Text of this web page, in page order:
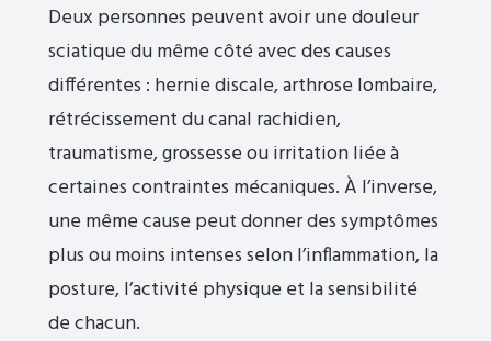
Deux personnes peuvent avoir une douleur
sciatique du même côté avec des causes
différentes : hernie discale, arthrose lombaire,
rétrécissement du canal rachidien,
traumatisme, grossesse ou irritation liée à
certaines contraintes mécaniques. À l’inverse,
une même cause peut donner des symptômes
plus ou moins intenses selon l’inflammation, la
posture, l’activité physique et la sensibilité
de chacun.